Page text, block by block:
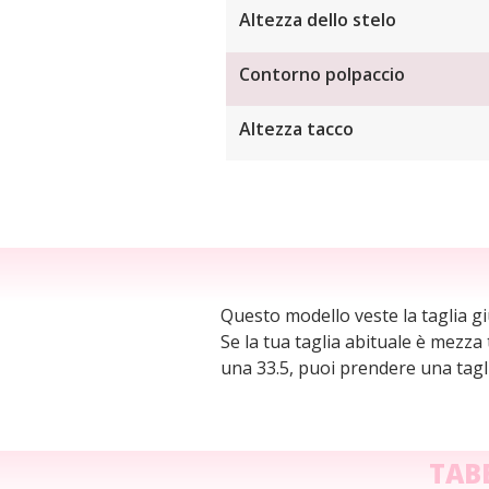
Altezza dello stelo
Contorno polpaccio
Altezza tacco
Questo modello veste la taglia
Se la tua taglia abituale è
una 33.5, puoi prendere una